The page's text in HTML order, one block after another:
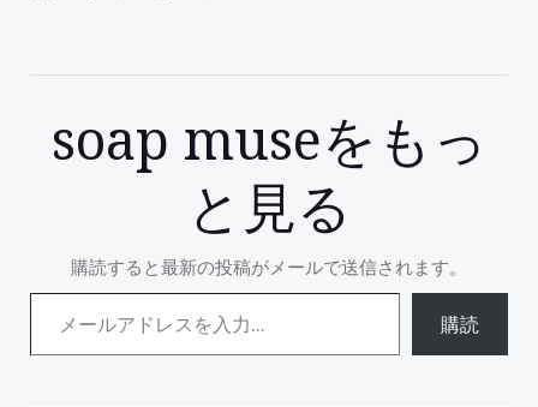
soap museをもっ
と見る
購読すると最新の投稿がメールで送信されます。
メールアドレスを入力...
購読